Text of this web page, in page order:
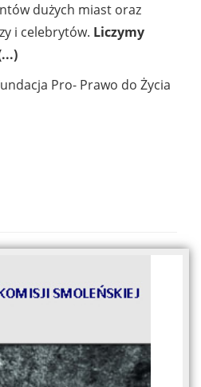
dużych miast oraz
i celebrytów. Liczymy
Pro- Prawo do Życia